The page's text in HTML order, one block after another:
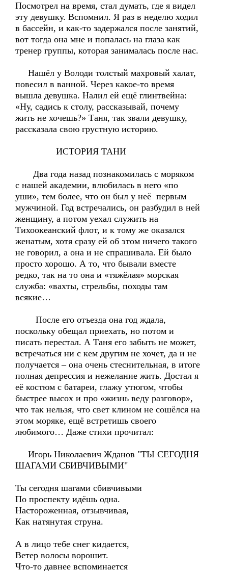
Посмотрел на время, стал думать, где я видел
эту девушку. Вспомнил. Я раз в неделю ходил
в бассейн, и как-то задержался после занятий,
вот тогда она мне и попалась на глаза как
тренер группы, которая занималась после нас.
Нашёл у Володи толстый махровый халат,
повесил в ванной. Через какое-то время
вышла девушка. Налил ей ещё глинтвейна:
«Ну, садись к столу, рассказывай, почему
жить не хочешь?» Таня, так звали девушку,
рассказала свою грустную историю.
ИСТОРИЯ ТАНИ
Два года назад познакомилась с моряком
с нашей академии, влюбилась в него «по
уши», тем более, что он был у неё первым
мужчиной. Год встречались, он разбудил в ней
женщину, а потом уехал служить на
Тихоокеанский флот, и к тому же оказался
женатым, хотя сразу ей об этом ничего такого
не говорил, а она и не спрашивала. Ей было
просто хорошо. А то, что бывали вместе
редко, так на то она и «тяжёлая» морская
служба: «вахты, стрельбы, походы там
всякие…
После его отъезда она год ждала,
поскольку обещал приехать, но потом и
писать перестал. А Таня его забыть не может,
встречаться ни с кем другим не хочет, да и не
получается – она очень стеснительная, в итоге
полная депрессия и нежелание жить. Достал я
её костюм с батареи, глажу утюгом, чтобы
быстрее высох и про «жизнь веду разговор»,
что так нельзя, что свет клином не сошёлся на
этом моряке, ещё встретишь своего
любимого… Даже стихи прочитал:
Игорь Николаевич Жданов "ТЫ СЕГОДНЯ
ШАГАМИ СБИВЧИВЫМИ"
Ты сегодня шагами сбивчивыми
По проспекту идёшь одна.
Настороженная, отзывчивая,
Как натянутая струна.
А в лицо тебе снег кидается,
Ветер волосы ворошит.
Что-то давнее вспоминается